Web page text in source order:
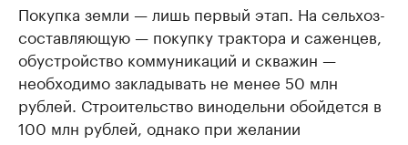
Покупка земли — лишь первый этап. На сельхоз-
составляющую — покупку трактора и саженцев,
обустройство коммуникаций и скважин —
необходимо закладывать не менее 50 млн
рублей. Строительство винодельни обойдется в
100 млн рублей, однако при желании